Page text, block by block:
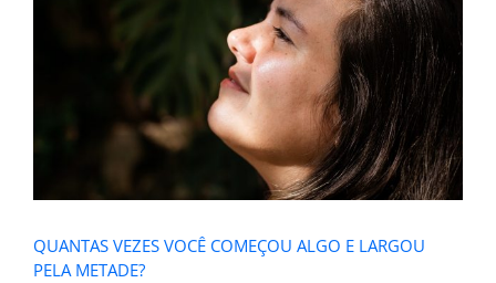
QUANTAS VEZES VOCÊ COMEÇOU
ALGO E LARGOU PELA METADE?
QUANTAS VEZES VOCÊ COMEÇOU ALGO E LARGOU
PELA METADE?